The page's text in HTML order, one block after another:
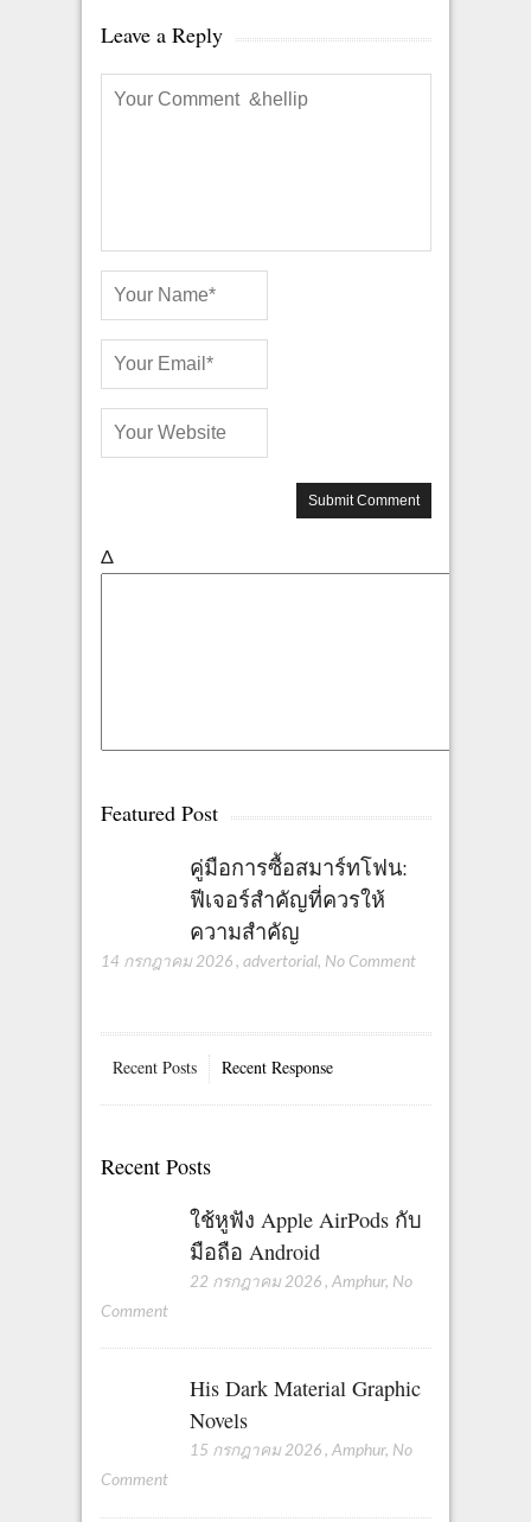
Leave a Reply
Δ
Featured Post
คู่มือการซื้อสมาร์ทโฟน:
ฟีเจอร์สำคัญที่ควรให้
ความสำคัญ
14 กรกฎาคม 2026 , advertorial, No Comment
Recent Posts Recent Response
Recent Posts
ใช้หูฟัง Apple AirPods กับ
มือถือ Android
22 กรกฎาคม 2026 , Amphur, No
Comment
His Dark Material Graphic
Novels
15 กรกฎาคม 2026 , Amphur, No
Comment